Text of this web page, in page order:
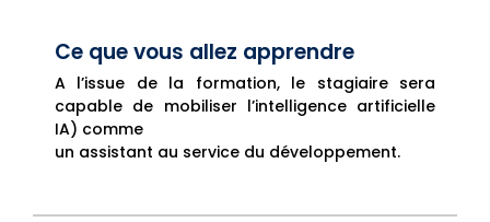
Ce que vous allez apprendre
A l’issue de la formation, le stagiaire sera
capable de mobiliser l’intelligence artificielle
IA) comme
un assistant au service du développement.